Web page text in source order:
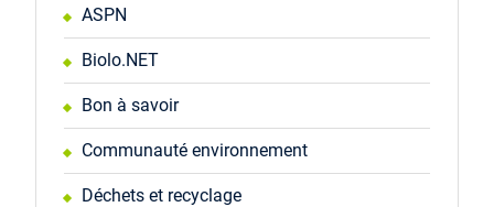
ASPN
Biolo.NET
Bon à savoir
Communauté environnement
Déchets et recyclage